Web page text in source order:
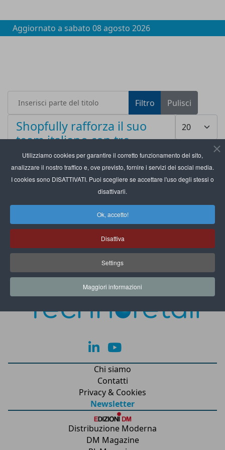
Utilizziamo cookies per garantire il corretto funzionamento del sito,
analizzare il nostro traffico e, ove previsto, fornire i servizi dei social media.
I cookies sono DISATTIVATI. Puoi scegliere se accettare l'uso degli stessi o
disattivarli.
Ok, accetto!
Disattiva
Settings
Maggiori informazioni
Aggiornato a sabato 08 agosto 2026
Inserisci parte del titolo Filtro
Pulisci
Visualizza #
Shopfully rafforza il suo
team italiano con tre
nuove nomine
lk yt
Chi siamo
Contatti
Privacy & Cookies
Newsletter
Distribuzione Moderna
DM Magazine